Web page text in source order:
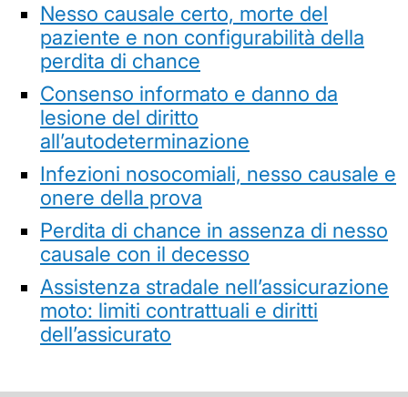
Nesso causale certo, morte del
paziente e non configurabilità della
perdita di chance
Consenso informato e danno da
lesione del diritto
all’autodeterminazione
Infezioni nosocomiali, nesso causale e
onere della prova
Perdita di chance in assenza di nesso
causale con il decesso
Assistenza stradale nell’assicurazione
moto: limiti contrattuali e diritti
dell’assicurato